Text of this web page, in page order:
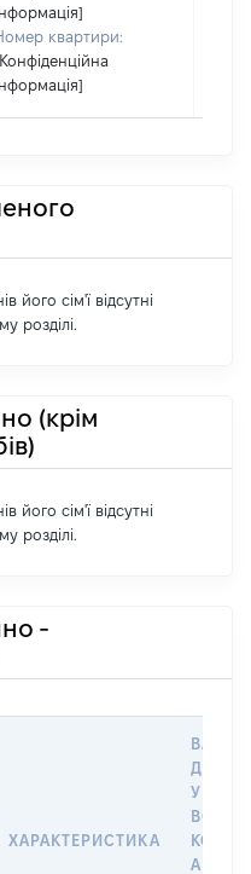
квартири:
його сім'ї відсутні
розділі.
(крім
його сім'ї відсутні
розділі.
-
ХАРАКТЕРИСТИКА
ДАТУ
У
АБО